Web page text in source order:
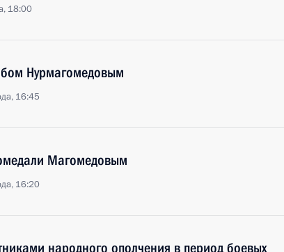
18:00
Нурмагомедовым
16:45
Магомедовым
16:20
народного ополчения в период боевых